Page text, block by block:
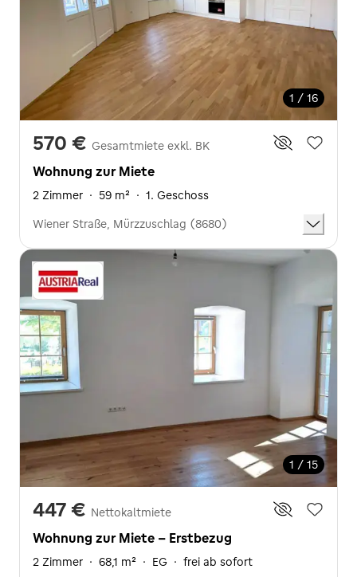
1 / 16
570 € Gesamtmiete exkl. BK
Wohnung zur Miete
2 Zimmer · 59 m² · 1. Geschoss
Wiener Straße, Mürzzuschlag (8680)
1 / 15
447 € Nettokaltmiete
Wohnung zur Miete - Erstbezug
2 Zimmer · 68,1 m² · EG · frei ab sofort